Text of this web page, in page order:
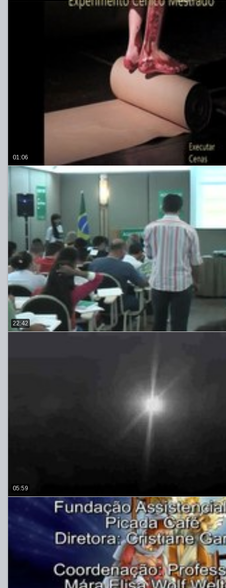
01:06
22:42
05:59